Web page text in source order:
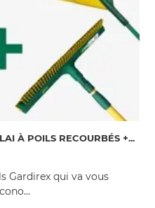
À POILS RECOURBÉS +...
Gardirex qui va vous